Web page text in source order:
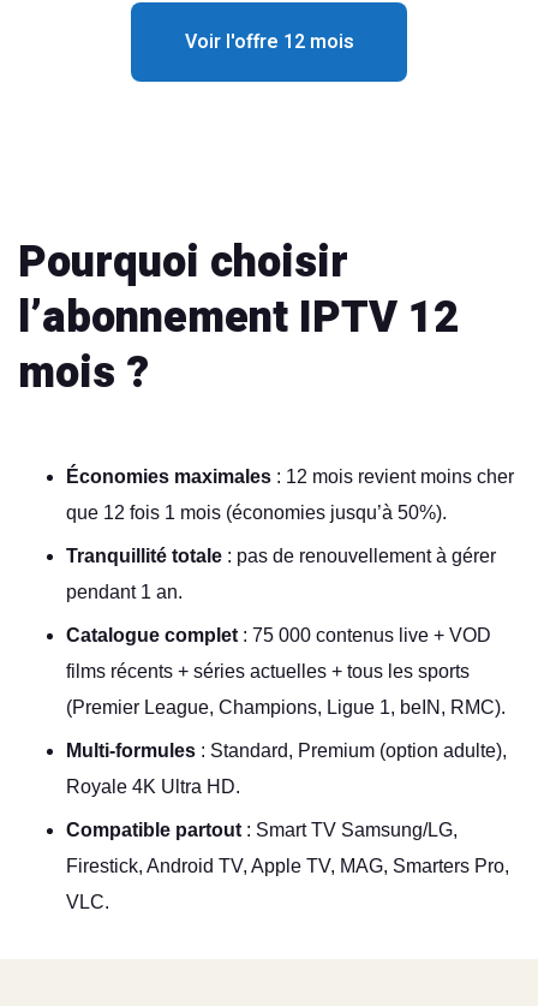
Voir l'offre 12 mois
Pourquoi choisir
l’abonnement IPTV 12
mois ?
Économies maximales : 12 mois revient moins cher
que 12 fois 1 mois (économies jusqu’à 50%).
Tranquillité totale : pas de renouvellement à gérer
pendant 1 an.
Catalogue complet : 75 000 contenus live + VOD
films récents + séries actuelles + tous les sports
(Premier League, Champions, Ligue 1, beIN, RMC).
Multi-formules : Standard, Premium (option adulte),
Royale 4K Ultra HD.
Compatible partout : Smart TV Samsung/LG,
Firestick, Android TV, Apple TV, MAG, Smarters Pro,
VLC.